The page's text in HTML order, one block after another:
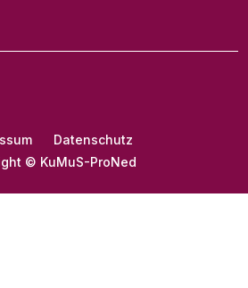
© KuMuS-ProNed
Datenschutz